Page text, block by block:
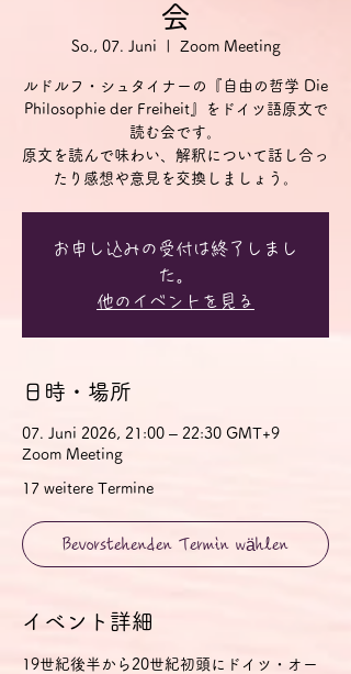
会
So., 07. Juni Zoom Meeting
ルドルフ・シュタイナーの『自由の哲学 Die
Philosophie der Freiheit』をドイツ語原文で
読む会です。
原文を読んで味わい、解釈について話し合っ
お申し込みの受付は終了しまし
た。
他のイベントを見る
日時・場所
07. Juni 2026, 21:00 – 22:30 GMT+9
Zoom Meeting
17 weitere Termine
Bevorstehenden Termin wählen
イベント詳細
19世紀後半から20世紀初頭にドイツ・オー